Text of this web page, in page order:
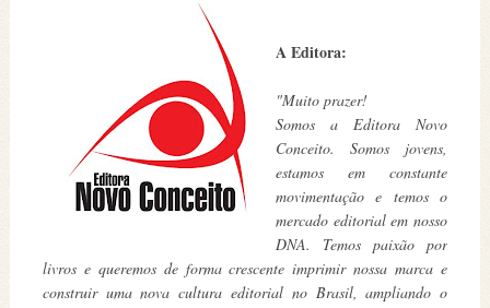
A Editora:
"Muito prazer!
Somos a Editora Novo
Conceito. Somos jovens,
estamos em constante
movimentação e temos o
mercado editorial em nosso
DNA. Temos paixão por
livros e queremos de forma crescente imprimir nossa marca e
construir uma nova cultura editorial no Brasil, ampliando o